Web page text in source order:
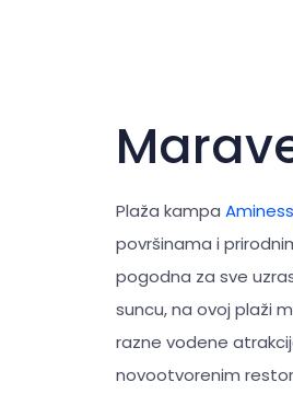
Plaža kampa
površinama i
pogodna za sve
suncu, na ovoj plaži
razne vodene
novootvorenim